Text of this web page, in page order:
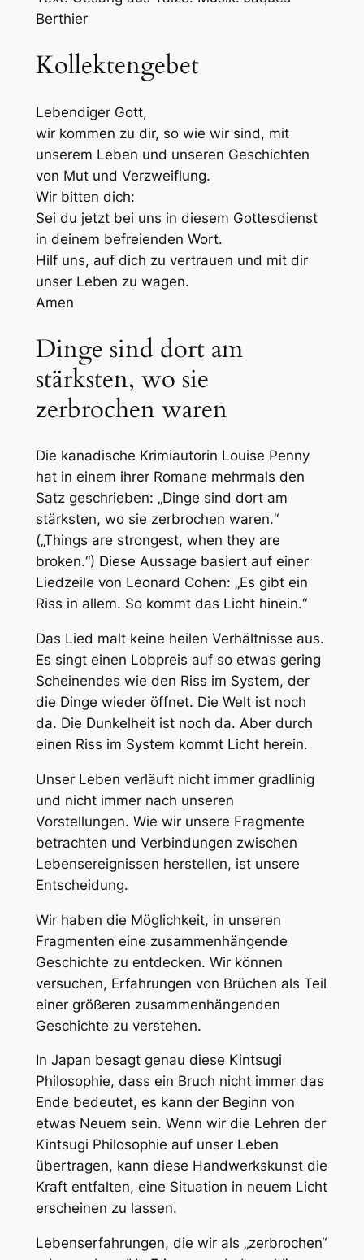
Berthier
Kollektengebet
Lebendiger Gott,
wir kommen zu dir, so wie wir sind, mit
unserem Leben und unseren Geschichten
von Mut und Verzweiflung.
Wir bitten dich:
Sei du jetzt bei uns in diesem Gottesdienst
in deinem befreienden Wort.
Hilf uns, auf dich zu vertrauen und mit dir
unser Leben zu wagen.
Amen
Dinge sind dort am
stärksten, wo sie
zerbrochen waren
Die kanadische Krimiautorin Louise Penny
hat in einem ihrer Romane mehrmals den
Satz geschrieben: „Dinge sind dort am
stärksten, wo sie zerbrochen waren.“
(„Things are strongest, when they are
broken.“) Diese Aussage basiert auf einer
Liedzeile von Leonard Cohen: „Es gibt ein
Riss in allem. So kommt das Licht hinein.“
Das Lied malt keine heilen Verhältnisse aus.
Es singt einen Lobpreis auf so etwas gering
Scheinendes wie den Riss im System, der
die Dinge wieder öffnet. Die Welt ist noch
da. Die Dunkelheit ist noch da. Aber durch
einen Riss im System kommt Licht herein.
Unser Leben verläuft nicht immer gradlinig
und nicht immer nach unseren
Vorstellungen. Wie wir unsere Fragmente
betrachten und Verbindungen zwischen
Lebensereignissen herstellen, ist unsere
Entscheidung.
Wir haben die Möglichkeit, in unseren
Fragmenten eine zusammenhängende
Geschichte zu entdecken. Wir können
versuchen, Erfahrungen von Brüchen als Teil
einer größeren zusammenhängenden
Geschichte zu verstehen.
In Japan besagt genau diese Kintsugi
Philosophie, dass ein Bruch nicht immer das
Ende bedeutet, es kann der Beginn von
etwas Neuem sein. Wenn wir die Lehren der
Kintsugi Philosophie auf unser Leben
übertragen, kann diese Handwerkskunst die
Kraft entfalten, eine Situation in neuem Licht
erscheinen zu lassen.
Lebenserfahrungen, die wir als „zerbrochen“